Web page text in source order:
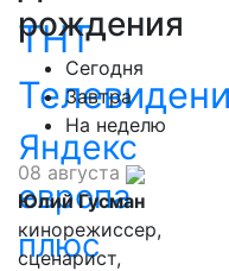
ТНТ
Яндекс
европа
плюс
рождения
Сегодня
Завтра
На неделю
08 августа
Юлий Гусман
кинорежиссер,
сценарист,